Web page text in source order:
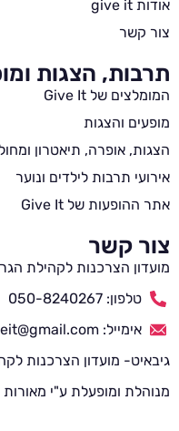
אודות give it
צור קשר
תרבות, הצגות
המומלצים של Give It
מופעים והצגות
הצגות, אופרה, תיאטרון ומחול
אירועי תרבות לילדים ונוער
אתר ההופעות של Give It
צור קשר
מועדון הצרכנות לקהילת
טלפון: 050-8240267
אימייל: office.giveit@gmail.com
גיבאיט- מועדון הצרכנות
מנוהלת ומופעלת ע"י מאורות 2023